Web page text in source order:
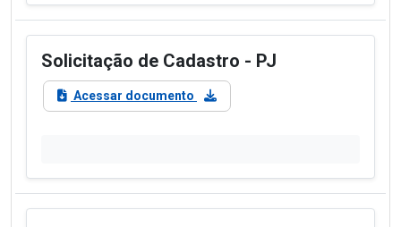
Solicitação de Cadastro - PJ
Acessar documento